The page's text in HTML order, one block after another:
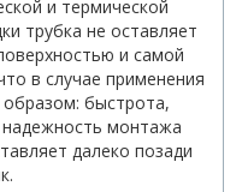
и термической
трубка не оставляет
и самой
в случае применения
быстрота,
надежность монтажа
далеко позади